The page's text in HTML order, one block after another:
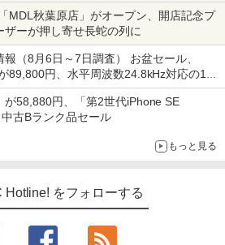
MDL秋葉原店」がオープン、開店記念プ
ザーが押し寄せ長蛇の列に
（8月6日～7日調査） お盆セール、
89,800円、水平周波数24.8kHz対応の17
暑さ指数連動セール ほか
が58,880円、「第2世代iPhone SE
古Bランク品セール
もっと見る
Hotline! をフォローする